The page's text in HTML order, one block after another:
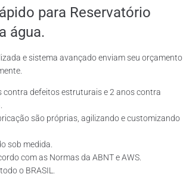
para Reservatório
água.
e sistema avançado enviam seu orçamento
contra defeitos estruturais e 2 anos contra
são próprias, agilizando e customizando
sob medida.
com as Normas da ABNT e AWS.
o BRASIL.